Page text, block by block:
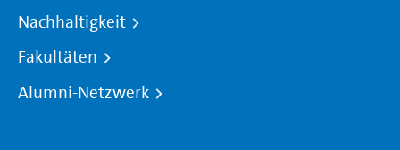
Nachhaltigkeit
Fakultäten
Alumni-Netzwerk